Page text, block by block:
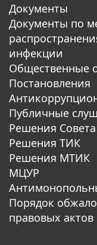
Документы
Документы по
инфекции
Общественные
Постановления
Публичные
Решения Совета
Решения ТИК
Решения МТИК
МЦУР
Порядок
правовых актов